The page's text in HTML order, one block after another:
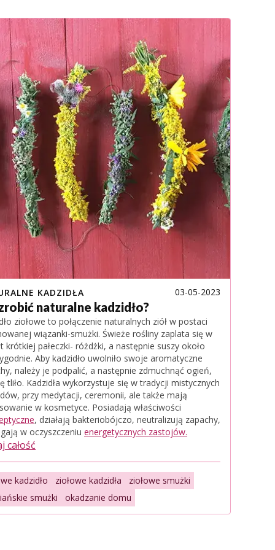
KADZIDŁA 03-05-2023
naturalne kadzidło?
ziołowe to połączenie naturalnych ziół w postaci
wiązanki-smużki. Świeże rośliny zaplata się w
krótkiej pałeczki- różdżki, a następnie suszy około
Aby kadzidło uwolniło swoje aromatyczne
należy je podpalić, a następnie zdmuchnąć ogień,
tliło. Kadzidła wykorzystuje się w tradycji mistycznych
przy medytacji, ceremonii, ale także mają
w kosmetyce. Posiadają właściwości
, działają bakteriobójczo, neutralizują zapachy,
w oczyszczeniu energetycznych zastojów.
całość
kadzidło ziołowe kadzidła
ziołowe smużki
smużki
okadzanie domu